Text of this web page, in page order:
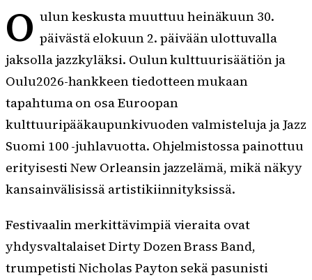
O ulun keskusta muuttuu heinäkuun 30.
päivästä elokuun 2. päivään ulottuvalla
jaksolla jazzkyläksi. Oulun kulttuurisäätiön ja
Oulu2026-hankkeen tiedotteen mukaan
tapahtuma on osa Euroopan
kulttuuripääkaupunkivuoden valmisteluja ja Jazz
Suomi 100 -juhlavuotta. Ohjelmistossa painottuu
erityisesti New Orleansin jazzelämä, mikä näkyy
kansainvälisissä artistikiinnityksissä.
Festivaalin merkittävimpiä vieraita ovat
yhdysvaltalaiset Dirty Dozen Brass Band,
trumpetisti Nicholas Payton sekä pasunisti